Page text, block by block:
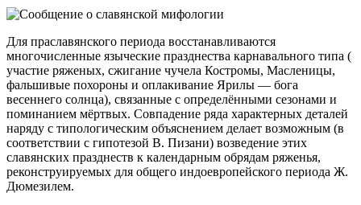
Для праславянского периода восстанавливаются
многочисленные языческие празднества карнавального типа (
участие ряженых, сжигание чучела Костромы, Масленицы,
фальшивые похороны и оплакивание Ярилы — бога
весеннего солнца), связанные с определёнными сезонами и
поминанием мёртвых. Совпадение ряда характерных деталей
наряду с типологическим объяснением делает возможным (в
соответствии с гипотезой В. Пизани) возведение этих
славянских празднеств к календарным обрядам ряженья,
реконструируемых для общего индоевропейского периода Ж.
Дюмезилем.